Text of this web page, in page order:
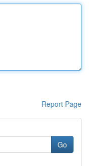
Report Page
Go